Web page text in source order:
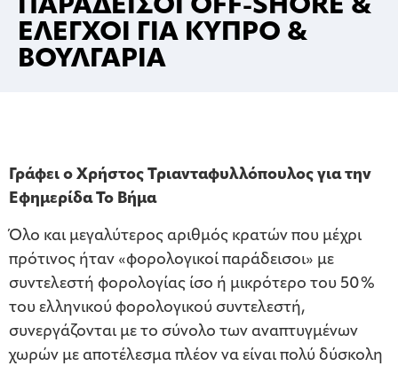
ΠΑΡΑΔΕΙΣΟΙ OFF-SHORE &
ΕΛΕΓΧΟΙ ΓΙΑ ΚΥΠΡΟ &
ΒΟΥΛΓΑΡΙΑ
Γράφει ο Χρήστος Τριανταφυλλόπουλος για την
Εφημερίδα Το Βήμα
Όλο και μεγαλύτερος αριθμός κρατών που μέχρι
πρότινος ήταν «φορολογικοί παράδεισοι» με
συντελεστή φορολογίας ίσο ή μικρότερο του 50%
του ελληνικού φορολογικού συντελεστή,
συνεργάζονται με το σύνολο των αναπτυγμένων
χωρών με αποτέλεσμα πλέον να είναι πολύ δύσκολη